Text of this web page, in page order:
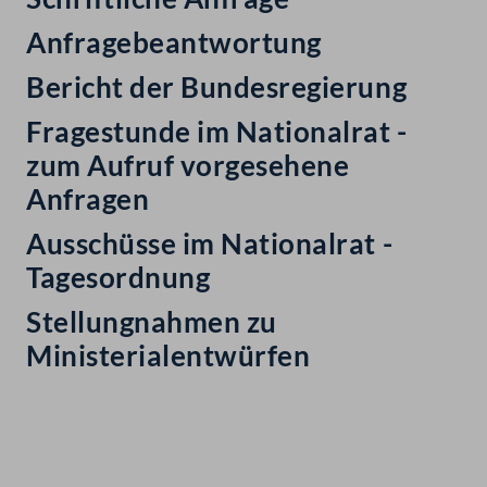
Anfragebeantwortung
Bericht der Bundesregierung
Fragestunde im Nationalrat -
zum Aufruf vorgesehene
Anfragen
Ausschüsse im Nationalrat -
Tagesordnung
Stellungnahmen zu
Ministerialentwürfen